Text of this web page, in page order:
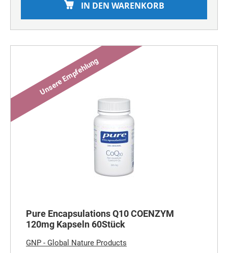
IN DEN WARENKORB
Pure Encapsulations Q10 COENZYM
120mg Kapseln 60Stück
GNP - Global Nature Products